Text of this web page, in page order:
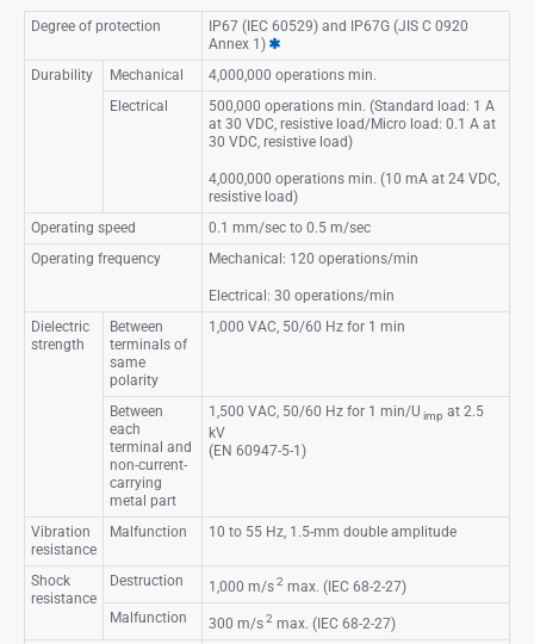
Degree of protection
IP67 (IEC 60529) and IP67G (JIS C 0920
Annex 1)
Durability
Mechanical
4,000,000 operations min.
Electrical
500,000 operations min. (Standard load: 1 A
at 30 VDC, resistive load/Micro load: 0.1 A at
30 VDC, resistive load)
4,000,000 operations min. (10 mA at 24 VDC,
resistive load)
Operating speed
0.1 mm/sec to 0.5 m/sec
Operating frequency
Mechanical: 120 operations/min
Electrical: 30 operations/min
Dielectric
strength
Between
terminals of
same
polarity
1,000 VAC, 50/60 Hz for 1 min
Between
each
terminal and
non-current-
carrying
metal part
1,500 VAC, 50/60 Hz for 1 min/U imp at 2.5
kV
(EN 60947-5-1)
Vibration
resistance
Malfunction 10 to 55 Hz, 1.5-mm double amplitude
Shock
resistance
Destruction 1,000 m/s2 max. (IEC 68-2-27)
Malfunction
300 m/s2 max. (IEC 68-2-27)